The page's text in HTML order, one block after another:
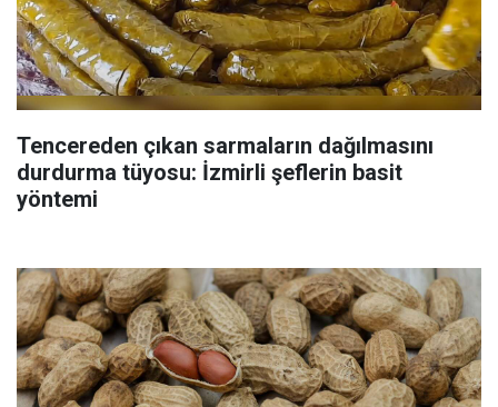
Tencereden çıkan sarmaların dağılmasını
durdurma tüyosu: İzmirli şeflerin basit
yöntemi